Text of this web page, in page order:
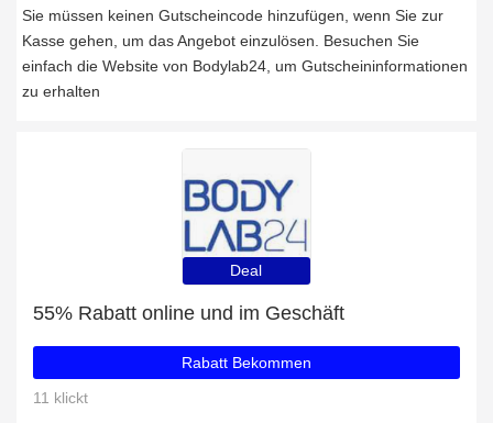
Sie müssen keinen Gutscheincode hinzufügen, wenn Sie zur
Kasse gehen, um das Angebot einzulösen. Besuchen Sie
einfach die Website von Bodylab24, um Gutscheininformationen
zu erhalten
Deal
55% Rabatt online und im Geschäft
Rabatt Bekommen
11 klickt